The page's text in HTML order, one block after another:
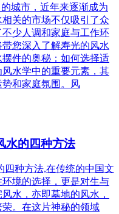
城市，近年来逐渐成为
关的市场不仅吸引了众
少人调和家庭与工作环
您深入了解寿光的风水
件的奥秘：如何选择适
水学中的重要元素，其
和家庭氛围。风
水的四种方法
四种方法,在传统的中国文
境的选择，更是对生与
水，亦即墓地的风水，
。在这片神秘的领域